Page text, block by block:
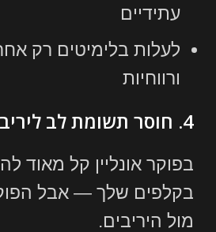
עתידיים
לעלות בלימיטים רק
ורווחיות
4. חוסר תשומת לב ליריבים
בפוקר אונליין קל מאוד
בקלפים שלך — אבל
מול היריבים.